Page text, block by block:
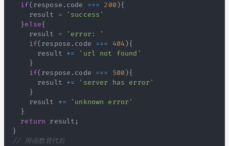
if( respose . code === 200 ){
    result
=
'success'
}else{
    result
=
'error: '
if( respose . code === 404 ){
      result
+=
'url not found'
}
if( respose . code === 500 ){
      result
+=
'server has error'
}
    result
+=
'unknown error'
}
return result ;
}
// 用函数替代后